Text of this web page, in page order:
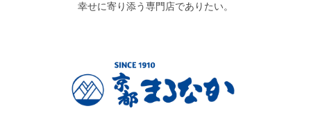
幸せに寄り添う専門店でありたい。